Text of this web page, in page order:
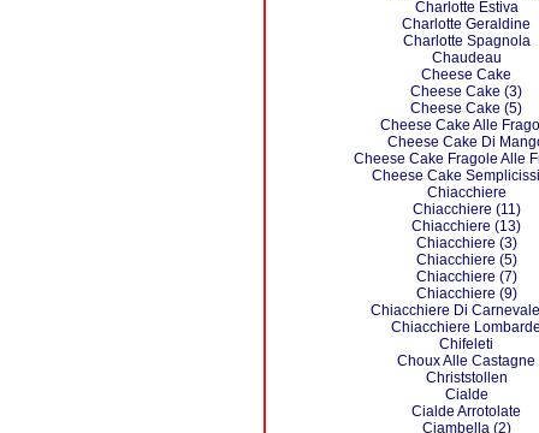
Charlotte Estiva
Charlotte Geraldine
Charlotte Spagnola
Chaudeau
Cheese Cake
Cheese Cake (3)
Cheese Cake (5)
Cheese Cake Alle
Cheese Cake Di
Cheese Cake Fragole Alle
Cheese Cake
Chiacchiere
Chiacchiere (11)
Chiacchiere (13)
Chiacchiere (3)
Chiacchiere (5)
Chiacchiere (7)
Chiacchiere (9)
Chiacchiere Di
Chiacchiere
Chifeleti
Choux Alle Castagne
Christstollen
Cialde
Cialde Arrotolate
Ciambella (2)